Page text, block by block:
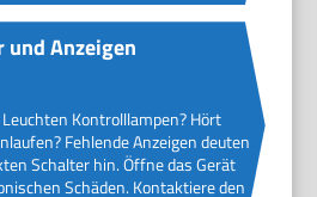
Anzeigen
Kontrolllampen? Hört
Fehlende Anzeigen deuten
Schalter hin. Öffne das Gerät
Schäden. Kontaktiere den